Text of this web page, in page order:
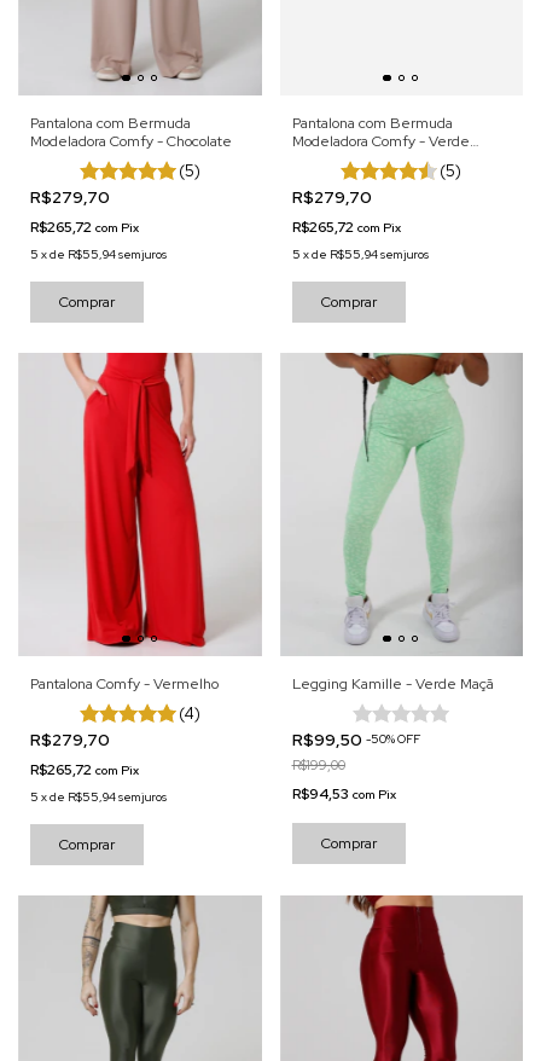
Pantalona com Bermuda
Modeladora Comfy - Chocolate
(5)
R$279,70
R$265,72 com Pix
5 xde R$55,94sem juros
Comprar
Pantalona com Bermuda
Modeladora Comfy - Verde
(5)
R$279,70
R$265,72 com Pix
5 xde R$55,94sem juros
Comprar
Pantalona Comfy - Vermelho
(4)
R$279,70
R$265,72 com Pix
5 xde R$55,94sem juros
Comprar
Legging Kamille - Verde Maçã
R$99,50 -50%OFF
R$199,00
R$94,53 com Pix
Comprar